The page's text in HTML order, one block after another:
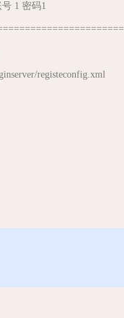
1 密码1
registeconfig.xml